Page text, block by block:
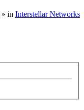
» in Interstellar Networks